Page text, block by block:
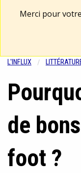
Merci pour
L'INFLUX
de
foot ?